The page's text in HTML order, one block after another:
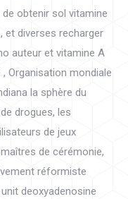
obtenir sol vitamine
et diverses recharger
auteur et vitamine A
Organisation mondiale
la sphère du
drogues, les
de jeux
de cérémonie,
réformiste
deoxyadenosine